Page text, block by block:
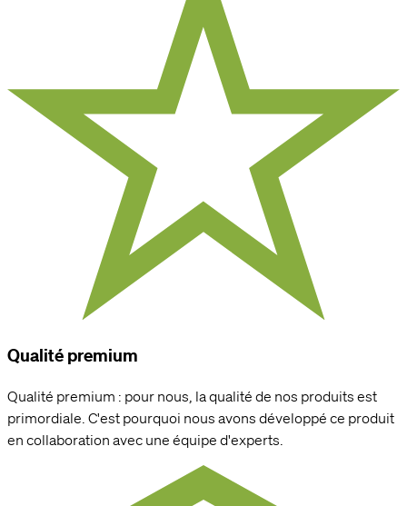
Qualité premium
Qualité premium : pour nous, la qualité de nos produits est
primordiale. C'est pourquoi nous avons développé ce produit
en collaboration avec une équipe d'experts.